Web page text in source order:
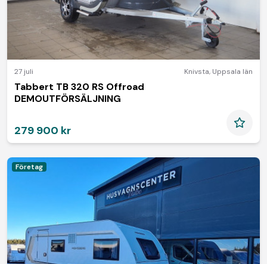
27 juli Knivsta, Uppsala län
Tabbert TB 320 RS Offroad
DEMOUTFÖRSÄLJNING
279 900 kr
Företag